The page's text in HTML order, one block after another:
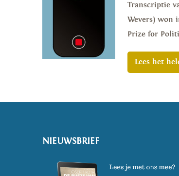
Transcriptie
Wevers) won
Prize for
Lees het
NIEUWSBRIEF